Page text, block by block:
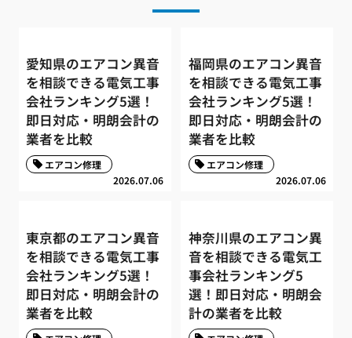
愛知県のエアコン異音
を相談できる電気工事
会社ランキング5選！
即日対応・明朗会計の
業者を比較
2026.07.06
エアコン修理
福岡県のエアコン異音
を相談できる電気工事
会社ランキング5選！
即日対応・明朗会計の
業者を比較
2026.07.06
エアコン修理
東京都のエアコン異音
を相談できる電気工事
会社ランキング5選！
即日対応・明朗会計の
業者を比較
神奈川県のエアコン異
音を相談できる電気工
事会社ランキング5
選！即日対応・明朗会
計の業者を比較